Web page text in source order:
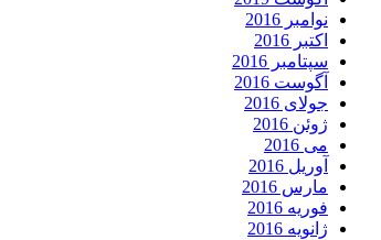
نوامبر 2016
اکتبر 2016
سپتامبر 2016
آگوست 2016
جولای 2016
ژوئن 2016
می 2016
آوریل 2016
مارس 2016
فوریه 2016
ژانویه 2016